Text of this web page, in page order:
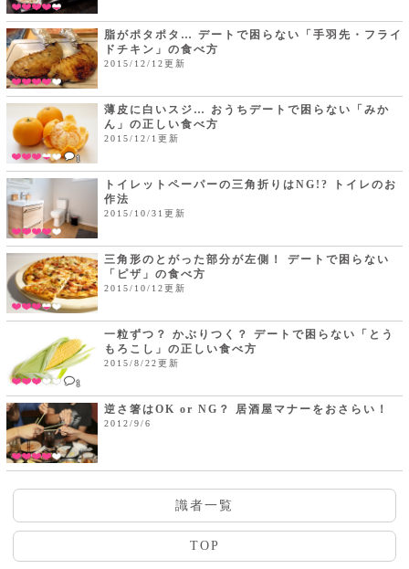
脂がポタポタ… デートで困らない「手羽先・フライ
ドチキン」の食べ方
2015/12/12更新
1
薄皮に白いスジ… おうちデートで困らない「みか
ん」の正しい食べ方
2015/12/1更新
トイレットペーパーの三角折りはNG!? トイレのお
作法
2015/10/31更新
三角形のとがった部分が左側！ デートで困らない
「ピザ」の食べ方
2015/10/12更新
1
一粒ずつ？ かぶりつく？ デートで困らない「とう
もろこし」の正しい食べ方
2015/8/22更新
逆さ箸はOK or NG？ 居酒屋マナーをおさらい！
2012/9/6
識者一覧
TOP